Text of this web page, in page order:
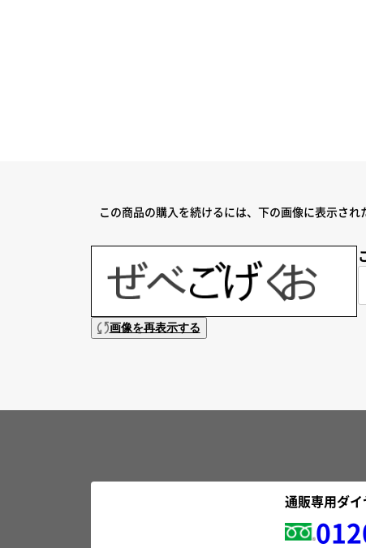
この商品の購入を続けるには、下の画像に表示さ
画像を再表示する
通販専用ダ